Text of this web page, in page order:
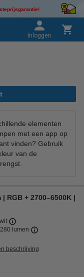
Inloggen
elementen
met een app op
vinden? Gebruik
van de
RGB + 2700–6500K |
280 lumen
beschrijving